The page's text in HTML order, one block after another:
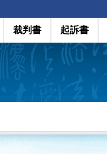
裁判書 起訴書